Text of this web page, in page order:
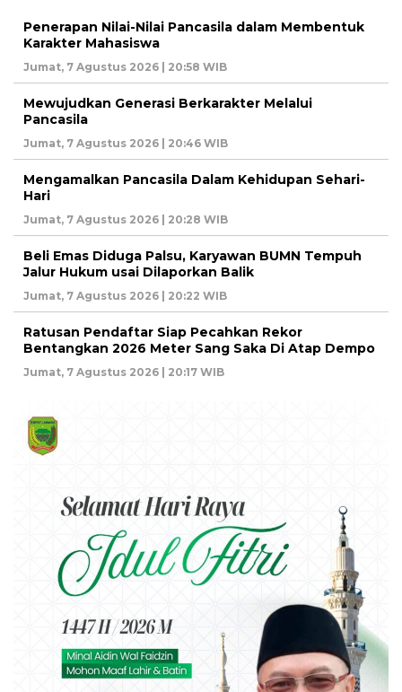
Penerapan Nilai-Nilai Pancasila dalam Membentuk
Karakter Mahasiswa
Jumat, 7 Agustus 2026 | 20:58 WIB
Mewujudkan Generasi Berkarakter Melalui
Pancasila
Jumat, 7 Agustus 2026 | 20:46 WIB
Mengamalkan Pancasila Dalam Kehidupan Sehari-
Hari
Jumat, 7 Agustus 2026 | 20:28 WIB
Beli Emas Diduga Palsu, Karyawan BUMN Tempuh
Jalur Hukum usai Dilaporkan Balik
Jumat, 7 Agustus 2026 | 20:22 WIB
Ratusan Pendaftar Siap Pecahkan Rekor
Bentangkan 2026 Meter Sang Saka Di Atap Dempo
Jumat, 7 Agustus 2026 | 20:17 WIB